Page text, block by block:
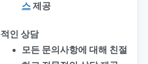
스제공
인 상담
모든 문의사항에 대해 친절